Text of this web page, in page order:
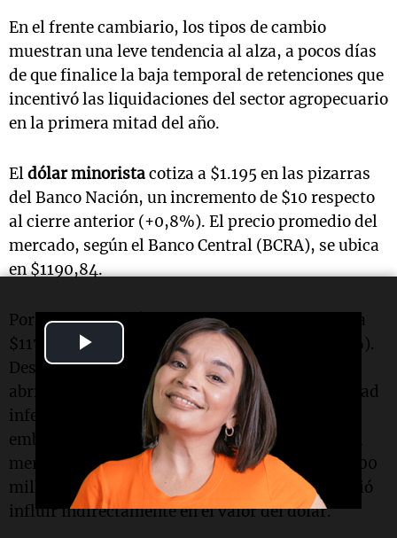
Video
En el frente cambiario, los tipos de cambio
muestran una leve tendencia al alza, a pocos días
de que finalice la baja temporal de retenciones que
incentivó las liquidaciones del sector agropecuario
en la primera mitad del año.
Eldólar minoristacotiza a $1.195 en las pizarras
del Banco Nación, un incremento de $10 respecto
al cierre anterior (+0,8%). El precio promedio del
mercado, según el Banco Central (BCRA), se ubica
en $1190,84.
Por su parte, el dólar mayorista
oficial avanza a
$1174,09, con una suba diaria de $2,71 (+0,23%).
Desde la flexibilización del cepo cambiario en
abril, esta cotización se ha mantenido en la mitad
inferior del nuevo esquema de flotación. Sin
embargo, se conoció que el BCRA intervino en el
mercado de futuros con operaciones por US$1500
millones en mayo, una estrategia que le permitió
influir indirectamente en el valor del dólar.